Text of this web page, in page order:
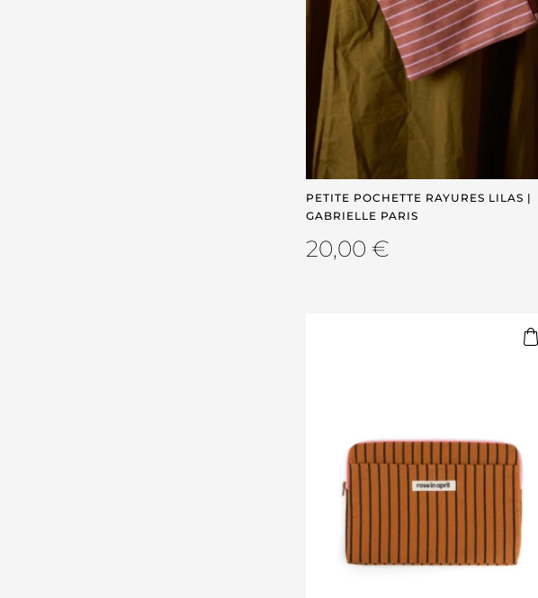
PETITE POCHETTE RAYURES LILAS |
GABRIELLE PARIS
20,00 €